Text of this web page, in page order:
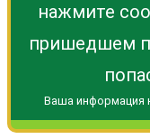
нажмите
пришедшем
Ваша информация